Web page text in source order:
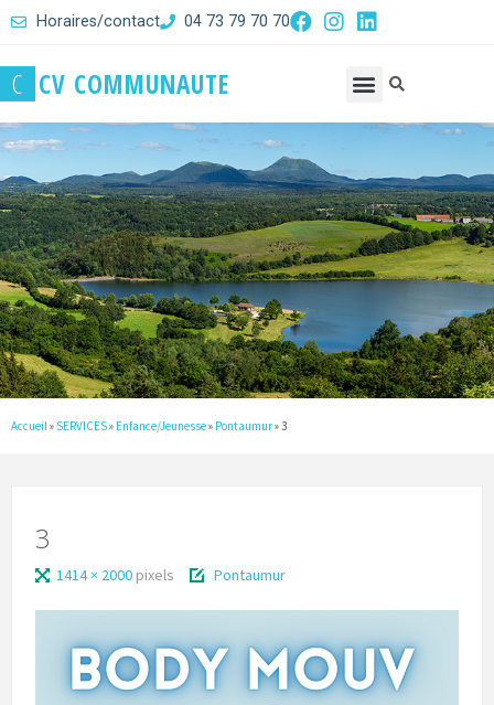
Horaires/contact 04 73 79 70 70
C CV COMMUNAUTE
Accueil » SERVICES» Enfance/Jeunesse» Pontaumur»3
3
1414 × 2000 pixels Pontaumur